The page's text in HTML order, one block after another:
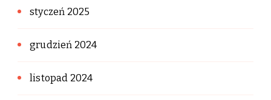
styczeń 2025
grudzień 2024
listopad 2024